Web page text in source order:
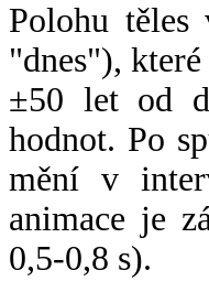
Polohu
"dnes"),
±50 let od
hodnot. Po
mění v
animace je
0,5-0,8 s).